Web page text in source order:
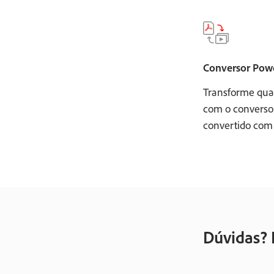
Conversor
Transforme
com o
convertido
Dúvidas?